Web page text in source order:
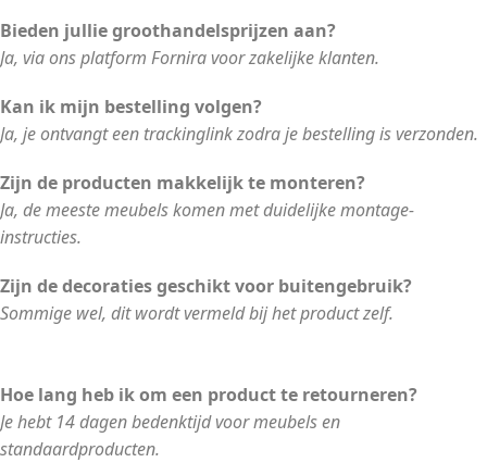
Bieden jullie groothandelsprijzen aan?
Ja, via ons platform Fornira voor zakelijke klanten.
Kan ik mijn bestelling volgen?
Ja, je ontvangt een trackinglink zodra je bestelling is verzonden.
Zijn de producten makkelijk te monteren?
Ja, de meeste meubels komen met duidelijke montage-
instructies.
Zijn de decoraties geschikt voor buitengebruik?
Sommige wel, dit wordt vermeld bij het product zelf.
Hoe lang heb ik om een product te retourneren?
Je hebt 14 dagen bedenktijd voor meubels en
standaardproducten.